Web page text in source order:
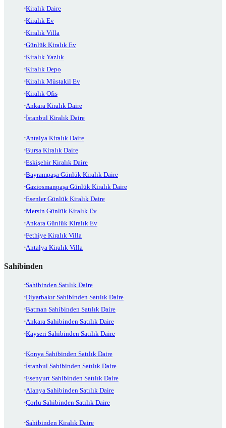
Kiralık Daire
Kiralık Ev
Kiralık Villa
Günlük Kiralık Ev
Kiralık Yazlık
Kiralık Depo
Kiralık Müstakil Ev
Kiralık Ofis
Ankara Kiralık Daire
İstanbul Kiralık Daire
Antalya Kiralık Daire
Bursa Kiralık Daire
Eskişehir Kiralık Daire
Bayrampaşa Günlük Kiralık Daire
Gaziosmanpaşa Günlük Kiralık Daire
Esenler Günlük Kiralık Daire
Mersin Günlük Kiralık Ev
Ankara Günlük Kiralık Ev
Fethiye Kiralık Villa
Antalya Kiralık Villa
Sahibinden
Sahibinden Satılık Daire
Diyarbakır Sahibinden Satılık Daire
Batman Sahibinden Satılık Daire
Ankara Sahibinden Satılık Daire
Kayseri Sahibinden Satılık Daire
Konya Sahibinden Satılık Daire
İstanbul Sahibinden Satılık Daire
Esenyurt Sahibinden Satılık Daire
Alanya Sahibinden Satılık Daire
Çorlu Sahibinden Satılık Daire
Sahibinden Kiralık Daire